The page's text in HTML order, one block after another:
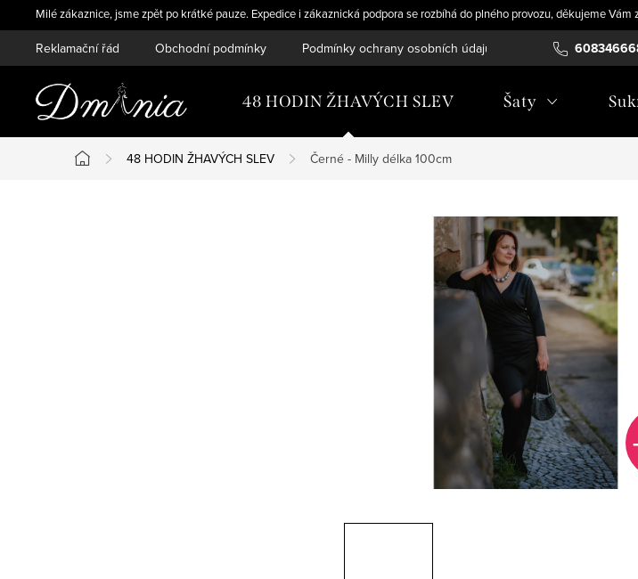
na
Milé zákaznice, jsme zpět po krátké pauze. Expedice i zákaznická podpora se rozbíhá do plného provozu, děkujeme
Reklamační řád Obchodní podmínky Podmínky ochrany osobních údajů Vrácení, výměna
48 HODIN ŽHAVÝCH SLEV Šaty
Domů
48 HODIN ŽHAVÝCH SLEV Černé - Milly délka 100cm